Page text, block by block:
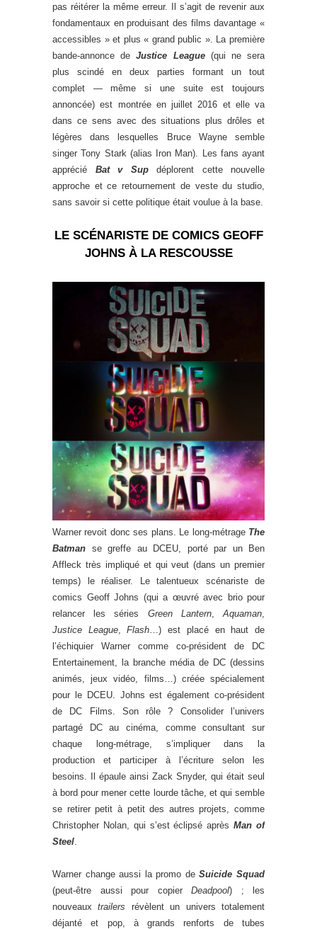
pas réitérer la même erreur. Il s’agit de revenir aux
fondamentaux en produisant des films davantage «
accessibles » et plus « grand public ». La première
bande-annonce deJustice League(qui ne sera
plus scindé en deux parties formant un tout
complet — même si une suite est toujours
annoncée) est montrée en juillet 2016 et elle va
dans ce sens avec des situations plus drôles et
légères dans lesquelles Bruce Wayne semble
singer Tony Stark (alias Iron Man). Les fans ayant
apprécié Bat v Supdéplorent cette nouvelle
approche et ce retournement de veste du studio,
sans savoir si cette politique était voulue à la base.
LE SCÉNARISTE DE COMICS GEOFF
JOHNS À LA RESCOUSSE
Warner revoit donc ses plans. Le long-métrage The
Batman se greffe au DCEU, porté par un Ben
Affleck très impliqué et qui veut (dans un premier
temps) le réaliser. Le talentueux scénariste de
comics Geoff Johns (qui a œuvré avec brio pour
relancer les séries Green Lantern,Aquaman,
Justice League,Flash…) est placé en haut de
l’échiquier Warner comme co-président de DC
Entertainement, la branche média de DC (dessins
animés, jeux vidéo, films…) créée spécialement
pour le DCEU. Johns est également co-président
de DC Films. Son rôle ? Consolider l’univers
partagé DC au cinéma, comme consultant sur
chaque long-métrage, s’impliquer dans la
production et participer à l’écriture selon les
besoins. Il épaule ainsi Zack Snyder, qui était seul
à bord pour mener cette lourde tâche, et qui semble
se retirer petit à petit des autres projets, comme
Christopher Nolan, qui s’est éclipsé aprèsMan of
Steel.
Warner change aussi la promo deSuicide Squad
(peut-être aussi pour copier Deadpool) ; les
nouveauxtrailers révèlent un univers totalement
déjanté et pop, à grands renforts de tubes